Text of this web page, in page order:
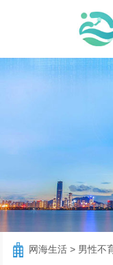
网海生活 > 男性不